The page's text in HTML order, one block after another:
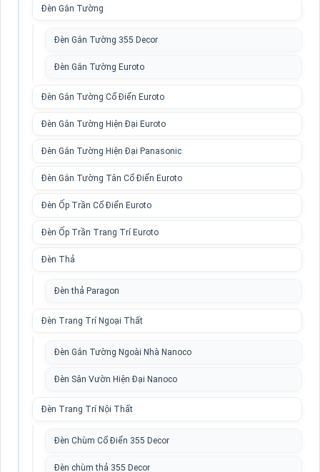
Đèn Gắn Tường
Đèn Gắn Tường 355 Decor
Đèn Gắn Tường Euroto
Đèn Gắn Tường Cổ Điển Euroto
Đèn Gắn Tường Hiện Đại Euroto
Đèn Gắn Tường Hiện Đại Panasonic
Đèn Gắn Tường Tân Cổ Điển Euroto
Đèn Ốp Trần Cổ Điển Euroto
Đèn Ốp Trần Trang Trí Euroto
Đèn Thả
Đèn thả Paragon
Đèn Trang Trí Ngoại Thất
Đèn Gắn Tường Ngoài Nhà Nanoco
Đèn Sân Vườn Hiện Đại Nanoco
Đèn Trang Trí Nội Thất
Đèn Chùm Cổ Điển 355 Decor
Đèn chùm thả 355 Decor